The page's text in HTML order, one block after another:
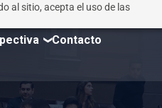
al sitio, acepta el uso de las
Contacto